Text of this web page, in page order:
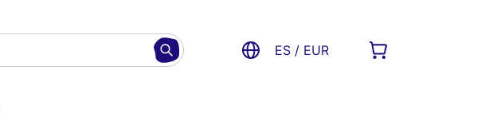
ES / EUR